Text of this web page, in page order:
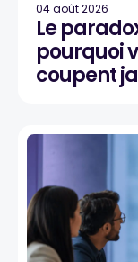
04 août 2026
Le
pourquoi
coupent